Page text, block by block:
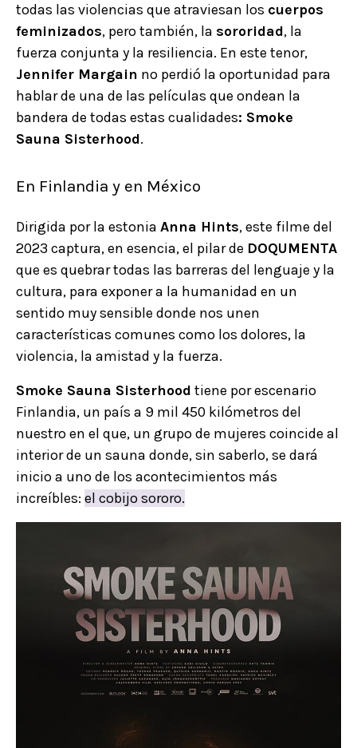
todas las violencias que atraviesan los cuerpos
feminizados, pero también, la sororidad, la
fuerza conjunta y la resiliencia. En este tenor,
Jennifer Margain no perdió la oportunidad para
hablar de una de las películas que ondean la
bandera de todas estas cualidades: Smoke
Sauna Sisterhood.
En Finlandia y en México
Dirigida por la estonia Anna Hints, este filme del
2023 captura, en esencia, el pilar de DOQUMENTA
que es quebrar todas las barreras del lenguaje y la
cultura, para exponer a la humanidad en un
sentido muy sensible donde nos unen
características comunes como los dolores, la
violencia, la amistad y la fuerza.
Smoke Sauna Sisterhood tiene por escenario
Finlandia, un país a 9 mil 450 kilómetros del
nuestro en el que, un grupo de mujeres coincide al
interior de un sauna donde, sin saberlo, se dará
inicio a uno de los acontecimientos más
increíbles: el cobijo sororo.